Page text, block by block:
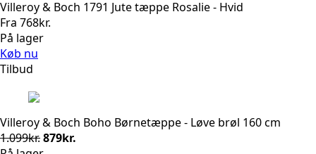
Villeroy & Boch 1791 Jute tæppe Rosalie - Hvid
Fra 768kr.
På lager
Køb nu
Tilbud
Villeroy & Boch Boho Børnetæppe - Løve brøl 160 cm
1.099kr.Den
879kr.